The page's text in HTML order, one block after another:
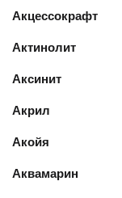
Акцессокрафт
Актинолит
Аксинит
Акрил
Акойя
Аквамарин